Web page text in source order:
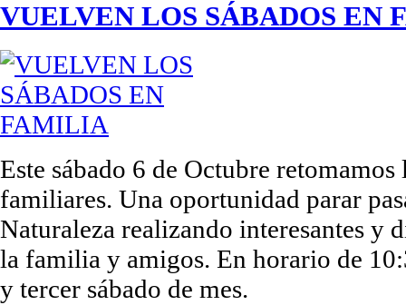
VUELVEN LOS SÁBADOS EN
Este sábado 6 de Octubre retomamos
familiares. Una oportunidad parar
Naturaleza realizando interesantes y
la familia y amigos. En horario de
y tercer sábado de mes.